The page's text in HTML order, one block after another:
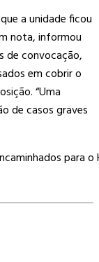
a unidade ficou
nota, informou
de convocação,
em cobrir o
“Uma
de casos graves
para o